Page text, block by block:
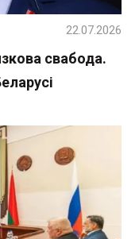
свабода.
22.07.2026